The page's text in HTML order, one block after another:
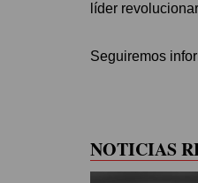
líder
Seguiremos
NOTICIAS